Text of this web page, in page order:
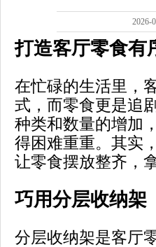
2026-
打造客厅零食有
在忙碌的生活里，
式，而零食更是追
种类和数量的增加
得困难重重。其实
让零食摆放整齐，
巧用分层收纳架
分层收纳架是客厅